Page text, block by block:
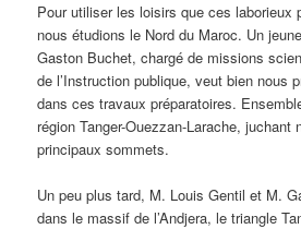
Pour utiliser les loisirs que ces laborieux
nous étudions le Nord du Maroc. Un
Gaston Buchet, chargé de missions
de l’Instruction publique, veut bien nous
dans ces travaux préparatoires.
région Tanger-Ouezzan-Larache, juchant
principaux sommets.
Un peu plus tard, M. Louis Gentil et M.
dans le massif de l’Andjera, le triangle